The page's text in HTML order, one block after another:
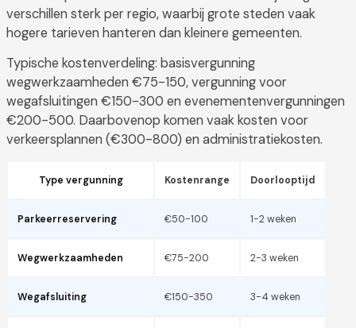
verschillen sterk per regio, waarbij grote steden vaak
hogere tarieven hanteren dan kleinere gemeenten.
Typische kostenverdeling: basisvergunning
wegwerkzaamheden €75-150, vergunning voor
wegafsluitingen €150-300 en evenementenvergunningen
€200-500. Daarbovenop komen vaak kosten voor
verkeersplannen (€300-800) en administratiekosten.
Type vergunning Kostenrange Doorlooptijd
Parkeerreservering €50-100 1-2 weken
Wegwerkzaamheden €75-200 2-3 weken
Wegafsluiting €150-350 3-4 weken